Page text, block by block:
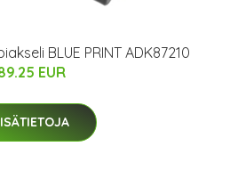
BLUE PRINT ADK87210
EUR